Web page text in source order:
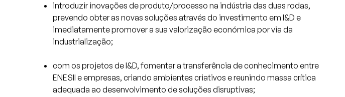
introduzir inovações de produto/processo na indústria das duas rodas,
prevendo obter as novas soluções através do investimento em I&D e
imediatamente promover a sua valorização económica por via da
industrialização;
com os projetos de I&D, fomentar a transferência de conhecimento entre
ENESII e empresas, criando ambientes criativos e reunindo massa crítica
adequada ao desenvolvimento de soluções disruptivas;